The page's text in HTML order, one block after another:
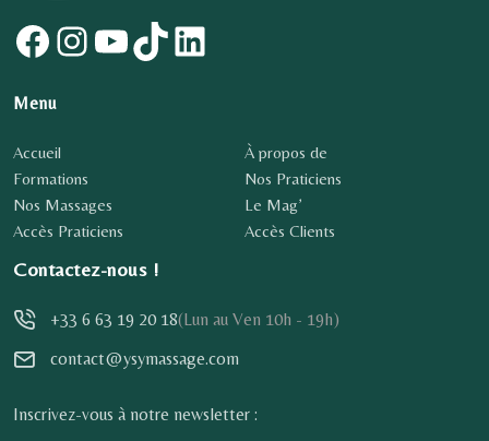
Facebook Instagram YouTube TikTok LinkedIn
Menu
Accueil
À propos de
Formations
Nos Praticiens
Nos Massages
Le Mag’
Accès Praticiens
Accès Clients
Contactez-nous !
+33 6 63 19 20 18(Lun au Ven 10h - 19h)
contact@ysymassage.com
Inscrivez-vous à notre newsletter :